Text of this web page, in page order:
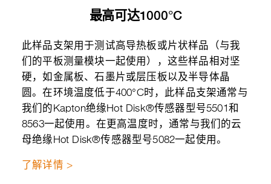
最高可达1000°C
此样品支架用于测试高导热板或片状样品（与我
们的平板测量模块一起使用），这些样品相对坚
硬，如金属板、石墨片或层压板以及半导体晶
圆。在环境温度低于400°C时，此样品支架通常与
我们的Kapton绝缘Hot Disk®传感器型号5501和
8563一起使用。在更高温度时，通常与我们的云
母绝缘Hot Disk®传感器型号5082一起使用。
了解详情 >